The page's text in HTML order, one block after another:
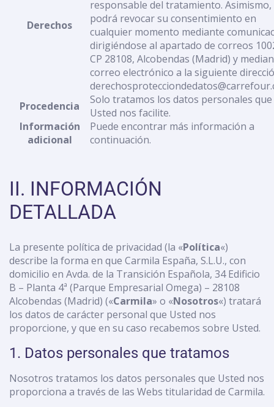
Derechos
responsable del tratamiento. Asimismo,
podrá revocar su consentimiento en
cualquier momento mediante
dirigiéndose al apartado de correos
CP 28108, Alcobendas (Madrid) y
correo electrónico a la siguiente
Procedencia
Solo tratamos los datos personales que
Usted nos facilite.
Información
adicional
Puede encontrar más información a
continuación.
II. INFORMACIÓN
DETALLADA
La presente política de privacidad (la «Política«)
describe la forma en que Carmila España, S.L.U., con
domicilio en Avda. de la Transición Española, 34 Edificio
B – Planta 4ª (Parque Empresarial Omega) – 28108
Alcobendas (Madrid) («Carmila» o «Nosotros«) tratará
los datos de carácter personal que Usted nos
proporcione, y que en su caso recabemos sobre Usted.
1. Datos personales que tratamos
Nosotros tratamos los datos personales que Usted nos
proporciona a través de las Webs titularidad de Carmila.